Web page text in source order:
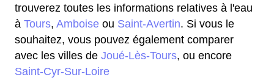
trouverez toutes les informations relatives à l'eau
à Tours, Amboise ou Saint-Avertin. Si vous le
souhaitez, vous pouvez également comparer
avec les villes de Joué-Lès-Tours, ou encore
Saint-Cyr-Sur-Loire